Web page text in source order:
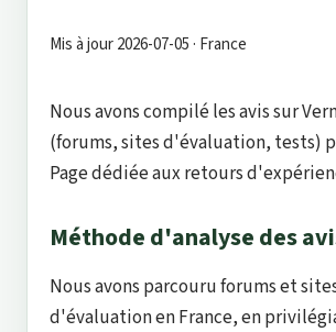
Mis à jour 2026-07-05 · France
Nous avons compilé les avis sur
(forums, sites d'évaluation, tests)
Page dédiée aux retours
Méthode d'analyse des
Nous avons parcouru forums et
d'évaluation en France, en